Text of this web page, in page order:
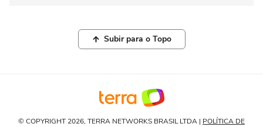
Subir para o Topo
© COPYRIGHT 2026, TERRA NETWORKS BRASIL LTDA | POLÍTICA DE